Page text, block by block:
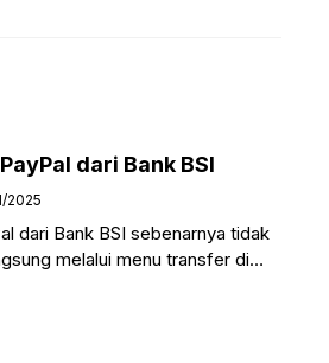
dari Bank BSI
2025
dari Bank BSI sebenarnya tidak
melalui menu transfer di